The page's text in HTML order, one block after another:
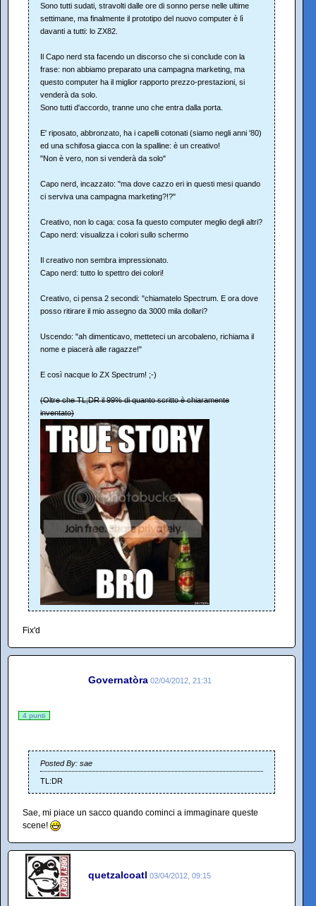
Sono tutti sudati, stravolti dalle ore di sonno perse nelle ultime
settimane, ma finalmente il prototipo del nuovo computer è lì
davanti a tutti: lo ZX82.
Il Capo nerd sta facendo un discorso che si conclude con la
frase: non abbiamo preparato una campagna marketing, ma
questo computer ha il miglior rapporto prezzo-prestazioni, si
venderà da solo.
Sono tutti d'accordo, tranne uno che entra dalla porta.
E' riposato, abbronzato, ha i capelli cotonati (siamo negli anni '80)
ed una schifosa giacca con la spalline: è un creativo!
"Non è vero, non si venderà da solo"
Capo nerd, incazzato: "ma dove cazzo eri in questi mesi quando
ci serviva una campagna marketing?!?"
Creativo, non lo caga: cosa fa questo computer meglio degli altri?
Capo nerd: visualizza i colori sullo schermo
Il creativo non sembra impressionato.
Capo nerd: tutto lo spettro dei colori!
Creativo, ci pensa 2 secondi: "chiamatelo Spectrum. E ora dove
posso ritirare il mio assegno da 3000 mila dollari?
Uscendo: "ah dimenticavo, metteteci un arcobaleno, richiama il
nome e piacerà alle ragazze!"
E così nacque lo ZX Spectrum! ;-)
(Oltre che TL;DR il 99% di quanto scritto è chiaramente
inventato)
Fix'd
Governatòra 02/04/2012, 21:31
4 punti
Posted By: sae
TL:DR
Sae, mi piace un sacco quando cominci a immaginare queste
scene!
quetzalcoatl 03/04/2012, 09:15